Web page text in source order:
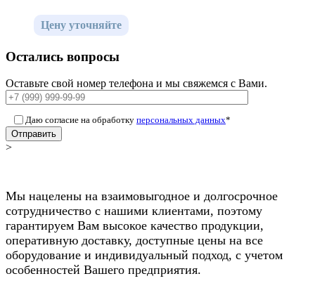
Цену уточняйте
Остались вопросы
Оставьте свой номер телефона и мы свяжемся с Вами.
Даю согласие на обработку персональных данных*
Отправить
>
Мы нацелены на взаимовыгодное и долгосрочное
сотрудничество с нашими клиентами, поэтому
гарантируем Вам высокое качество продукции,
оперативную доставку, доступные цены на все
оборудование и индивидуальный подход, с учетом
особенностей Вашего предприятия.